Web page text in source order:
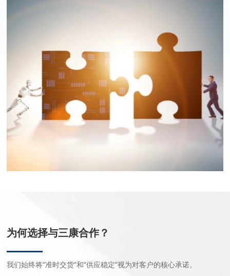
为何选择与三康合作？
我们始终将“准时交货”和“供应稳定”视为对客户的核心承诺。